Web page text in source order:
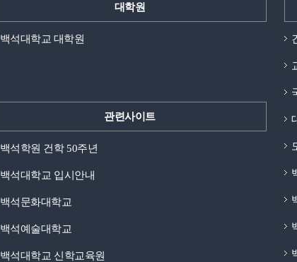
대학원
백석대학교 대학원
관련사이트
백석학원 건학 50주년
백석대학교 입시안내
백석문화대학교
백석예술대학교
백석대학교 신학교육원